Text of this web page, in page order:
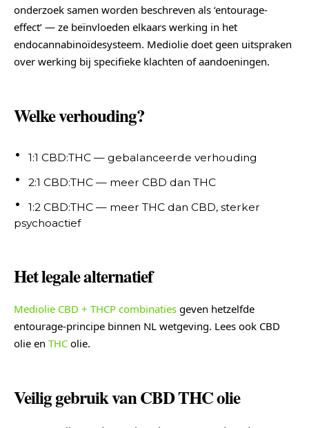
onderzoek samen worden beschreven als ‘entourage-
effect’ — ze beïnvloeden elkaars werking in het
endocannabinoïdesysteem. Mediolie doet geen uitspraken
over werking bij specifieke klachten of aandoeningen.
Welke verhouding?
1:1 CBD:THC — gebalanceerde verhouding
2:1 CBD:THC — meer CBD dan THC
1:2 CBD:THC — meer THC dan CBD, sterker
psychoactief
Het legale alternatief
Mediolie CBD + THCP combinaties geven hetzelfde
entourage-principe binnen NL wetgeving. Lees ook CBD
olie en THC olie.
Veilig gebruik van CBD THC olie